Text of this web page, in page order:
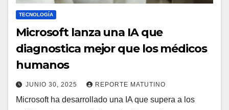
TECNOLOGÍA
Microsoft lanza una IA que
diagnostica mejor que los médicos
humanos
JUNIO 30, 2025 REPORTE MATUTINO
Microsoft ha desarrollado una IA que supera a los